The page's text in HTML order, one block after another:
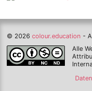
© 2026 colour.education -
Alle